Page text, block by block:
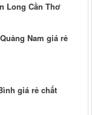
Long Cần Thơ
Nam giá rẻ
giá rẻ chất